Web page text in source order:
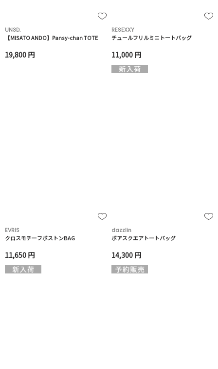
UN3D.
【MISATO ANDO】Pansy-chan TOTE
19,800 円
RESEXXY
チュールフリルミニトートバッグ
11,000 円
EVRIS
クロスモチーフボストンBAG
11,650 円
dazzlin
ボアスクエアトートバッグ
14,300 円